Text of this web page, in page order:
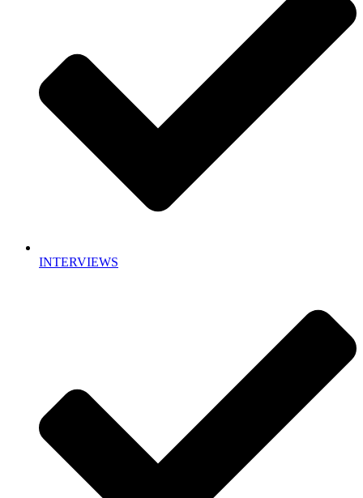
INTERVIEWS